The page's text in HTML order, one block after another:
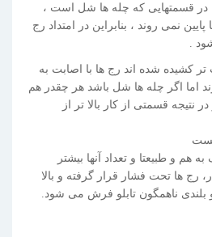
در قسمتهایی که چله ها شل است ،
نمی روند ، بنابراین در امتداد رج
.
کشیده شده اند رج ها با اصابت به
اما اگر چله ها شل باشد هر چقدر هم
نتیجه قسمتی از کار بالا تر از
هم و طبیعتا و تعداد آنها بیشتر
رج ها تحت فشار قرار گرفته و بالا
ناهمگون تابلو فرش می شود.